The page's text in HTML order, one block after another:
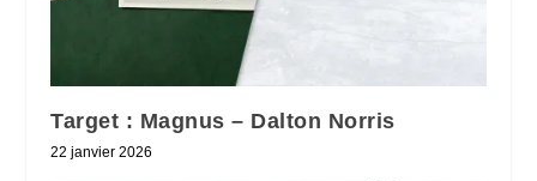
Target : Magnus – Dalton Norris
22 janvier 2026